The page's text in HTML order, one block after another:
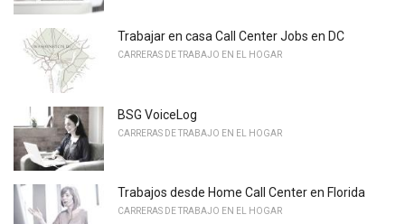
Trabajar en casa Call Center Jobs en DC
CARRERAS DE TRABAJO EN EL HOGAR
BSG VoiceLog
CARRERAS DE TRABAJO EN EL HOGAR
Trabajos desde Home Call Center en Florida
CARRERAS DE TRABAJO EN EL HOGAR